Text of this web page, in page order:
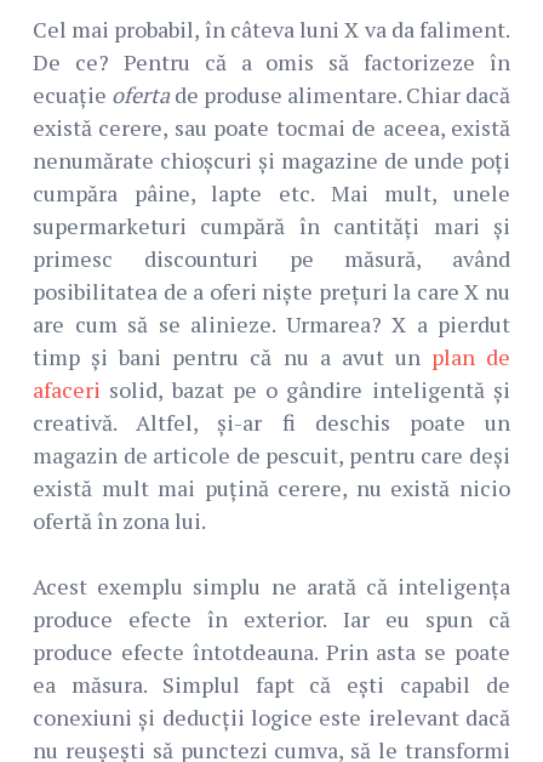
Cel mai probabil, în câteva luni X va da faliment.
De ce? Pentru că a omis să factorizeze în
ecuație ofertade produse alimentare. Chiar dacă
există cerere, sau poate tocmai de aceea, există
nenumărate chioșcuri și magazine de unde poți
cumpăra pâine, lapte etc. Mai mult, unele
supermarketuri cumpără în cantități mari și
primesc discounturi pe măsură, având
posibilitatea de a oferi niște prețuri la care X nu
are cum să se alinieze. Urmarea? X a pierdut
timp și bani pentru că nu a avut un plan de
afaceri solid, bazat pe o gândire inteligentă și
creativă. Altfel, și-ar fi deschis poate un
magazin de articole de pescuit, pentru care deși
există mult mai puțină cerere, nu există nicio
ofertă în zona lui.
Acest exemplu simplu ne arată că inteligența
produce efecte în exterior. Iar eu spun că
produce efecte întotdeauna. Prin asta se poate
ea măsura. Simplul fapt că ești capabil de
conexiuni și deducții logice este irelevant dacă
nu reușești să punctezi cumva, să le transformi